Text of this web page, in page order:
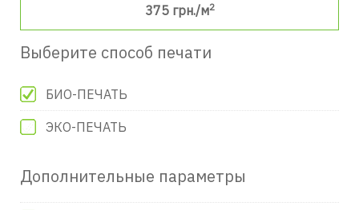
375 грн./м2
Выберите способ печати
БИО-ПЕЧАТЬ
ЭКО-ПЕЧАТЬ
Дополнительные параметры